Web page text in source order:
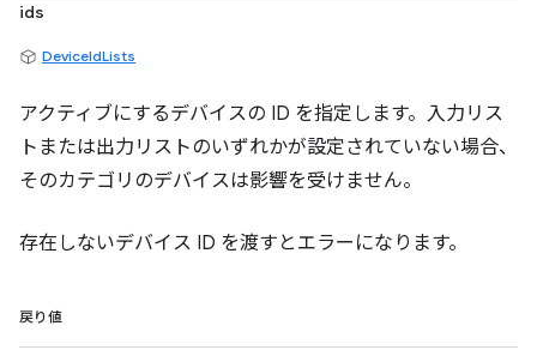
ids
DeviceIdLists
アクティブにするデバイスの ID を指定します。入力リス
トまたは出力リストのいずれかが設定されていない場合、
そのカテゴリのデバイスは影響を受けません。
存在しないデバイス ID を渡すとエラーになります。
戻り値